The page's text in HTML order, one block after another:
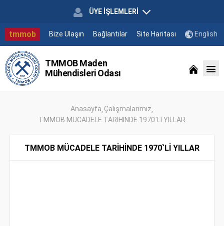
ÜYE İŞLEMLERİ
tmmob Bize Ulaşın Bağlantılar Site Haritası English
TMMOB Maden
Mühendisleri Odası
Anasayfa Çalışmalarımız
TMMOB MÜCADELE TARİHİNDE 1970`Lİ YILLAR
TMMOB MÜCADELE TARİHİNDE 1970`Lİ YILLAR